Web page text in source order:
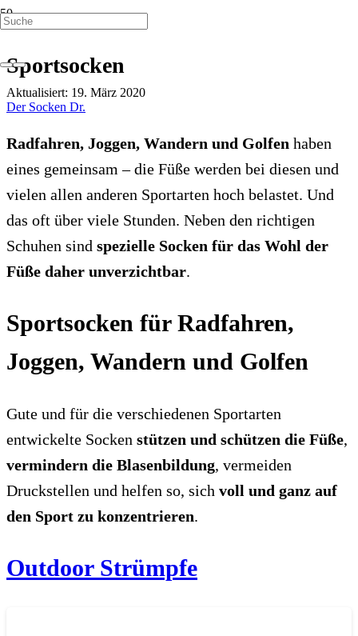
SPORT
Sportsocken
Aktualisiert: 19. März 2020
Der Socken Dr.
Radfahren, Joggen, Wandern und Golfen haben
eines gemeinsam – die Füße werden bei diesen und
vielen allen anderen Sportarten hoch belastet. Und
das oft über viele Stunden. Neben den richtigen
Schuhen sind spezielle Socken für das Wohl der
Füße daher unverzichtbar.
Sportsocken für Radfahren,
Joggen, Wandern und Golfen
Gute und für die verschiedenen Sportarten
entwickelte Socken stützen und schützen die Füße,
vermindern die Blasenbildung, vermeiden
Druckstellen und helfen so, sich voll und ganz auf
den Sport zu konzentrieren.
Outdoor Strümpfe